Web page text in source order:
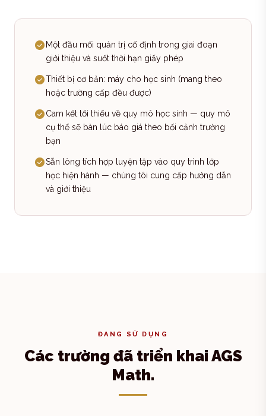
Một đầu mối quản trị cố định trong giai đoạn
giới thiệu và suốt thời hạn giấy phép
Thiết bị cơ bản: máy cho học sinh (mang theo
hoặc trường cấp đều được)
Cam kết tối thiểu về quy mô học sinh — quy mô
cụ thể sẽ bàn lúc báo giá theo bối cảnh trường
bạn
Sẵn lòng tích hợp luyện tập vào quy trình lớp
học hiện hành — chúng tôi cung cấp hướng dẫn
và giới thiệu
ĐANG SỬ DỤNG
Các trường đã triển khai AGS
Math.